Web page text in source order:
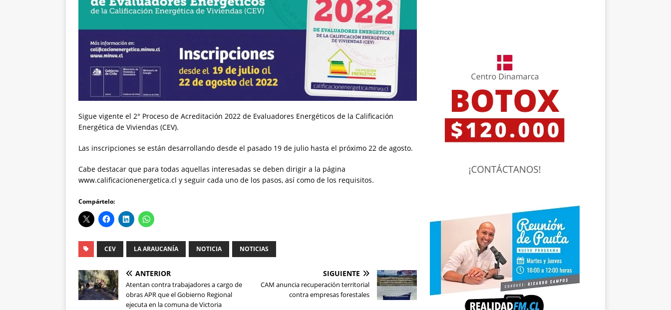
Sigue vigente el 2° Proceso de Acreditación 2022 de Evaluadores Energéticos de la Calificación
Energética de Viviendas (CEV).
Las inscripciones se están desarrollando desde el pasado 19 de julio hasta el próximo 22 de agosto.
Cabe destacar que para todas aquellas interesadas se deben dirigir a la página
www.calificacionenergetica.cl y seguir cada uno de los pasos, así como de los requisitos.
Compártelo:
CEV LA ARAUCANÍA NOTICIA NOTICIAS
ANTERIOR
Atentan contra trabajadores a cargo de
obras APR que el Gobierno Regional
ejecuta en la comuna de Victoria
SIGUIENTE
CAM anuncia recuperación territorial
contra empresas forestales